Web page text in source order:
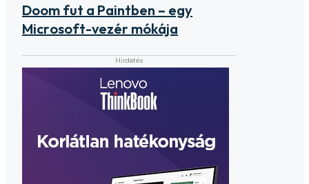
Doom fut a Paintben – egy
Microsoft-vezér mókája